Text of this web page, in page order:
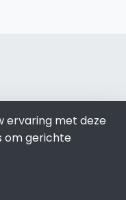
ervaring met deze
om gerichte